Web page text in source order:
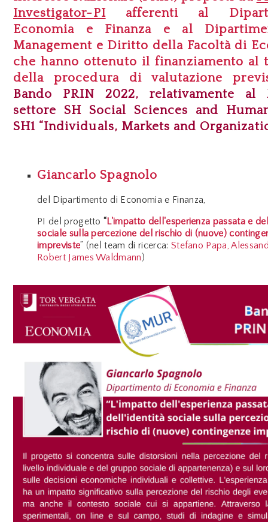
Investigator-PIafferenti al
Economia e Finanza e al
Management e Diritto della Facoltà di
che hanno ottenuto il finanziamento al
della procedura di valutazione
Bando PRIN 2022, relativamente al
settore SH Social Sciences and
SH1 “Individuals, Markets and
Giancarlo Spagnolo
del Dipartimento di Economia e Finanza,
PI del progetto“L'impatto dell'esperienza passata e
sociale sulla percezione del rischio di (nuove)
impreviste” (nel team di ricerca: Stefano Papa,
Robert James Waldmann)